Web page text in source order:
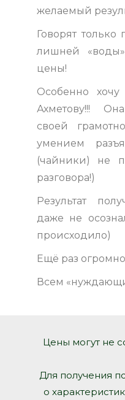
желаемый
Говорят только
лишней
цены!
Особенно хочу
Ахметову!!!
своей
умением
(чайники) не
разговора!)
Результат
даже не
происходило)
Ещё раз
Всем
Цены могут не
Для получения
о